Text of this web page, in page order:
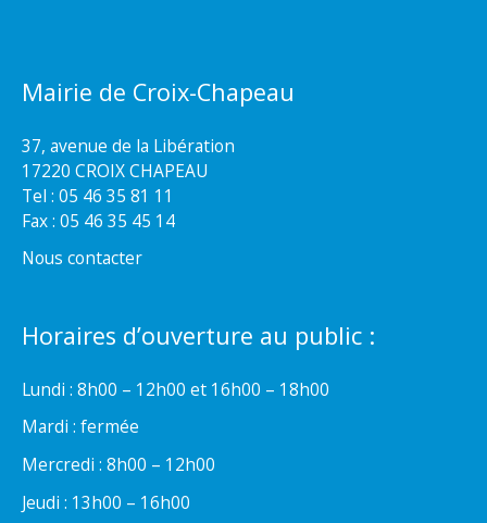
Mairie de Croix-Chapeau
37, avenue de la Libération
17220 CROIX CHAPEAU
Tel : 05 46 35 81 11
Fax : 05 46 35 45 14
Nous contacter
Horaires d’ouverture au public :
Lundi : 8h00 – 12h00 et 16h00 – 18h00
Mardi : fermée
Mercredi : 8h00 – 12h00
Jeudi : 13h00 – 16h00